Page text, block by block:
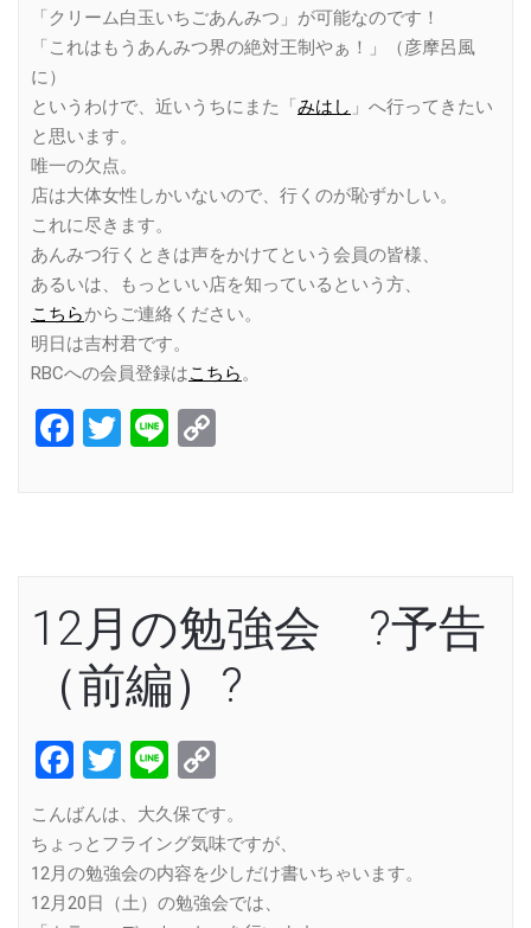
「クリーム白玉いちごあんみつ」が可能なのです！
「これはもうあんみつ界の絶対王制やぁ！」（彦摩呂風
に）
というわけで、近いうちにまた「みはし 」へ行ってきたい
と思います。
唯一の欠点。
店は大体女性しかいないので、行くのが恥ずかしい。
これに尽きます。
あんみつ行くときは声をかけてという会員の皆様、
あるいは、もっといい店を知っているという方、
こちらからご連絡ください。
明日は吉村君です。
RBCへの会員登録はこちら。
Facebook
Twitter
Line
12月の勉強会 ?予告
（前編）?
Facebook
Twitter
Line
Link
こんばんは、大久保です。
ちょっとフライング気味ですが、
12月の勉強会の内容を少しだけ書いちゃいます。
12月20日（土）の勉強会では、